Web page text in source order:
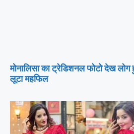
मोनालिसा का ट्रेडिशनल फोटो देख
लूटा महफिल